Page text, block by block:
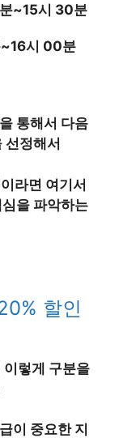
~15시 30분
시 00분
통해서 다음
선정해서
라면 여기서
을 파악하는
할인
이렇게 구분을
이 중요한 지